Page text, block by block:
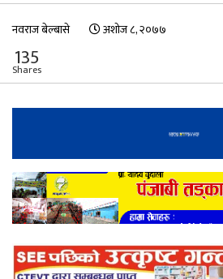
नवराज बेल्बासे अशोज ८, २०७७
135
Shares